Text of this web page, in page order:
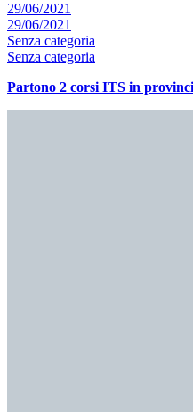
29/06/2021
29/06/2021
Senza categoria
Senza categoria
Partono 2 corsi ITS in